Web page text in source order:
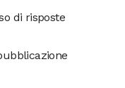
di risposte